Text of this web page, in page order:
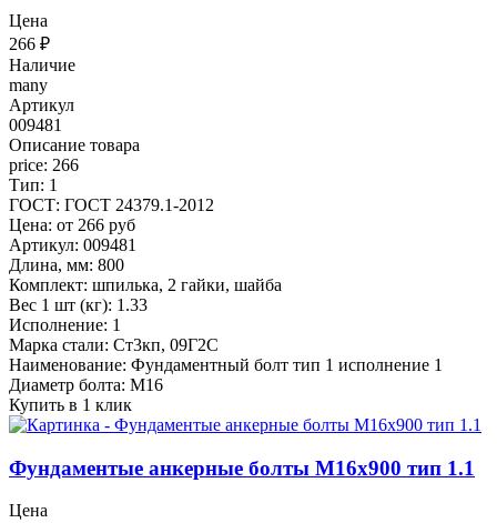
Цена
266 ₽
Наличие
many
Артикул
009481
Описание товара
price: 266
Тип: 1
ГОСТ: ГОСТ 24379.1-2012
Цена: от 266 руб
Артикул: 009481
Длина, мм: 800
Комплект: шпилька, 2 гайки, шайба
Вес 1 шт (кг): 1.33
Исполнение: 1
Марка стали: Ст3кп, 09Г2С
Наименование: Фундаментный болт тип 1 исполнение 1
Диаметр болта: М16
Купить в 1 клик
Фундаментые анкерные болты М16x900 тип 1.1
Цена